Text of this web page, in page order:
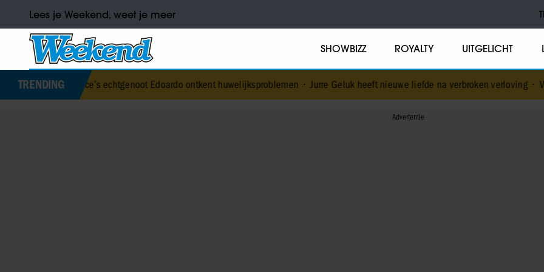
Lees je Weekend, weet je meer
SHOWBIZZ ROYALTY UITGELICHT
TRENDING
echtgenoot Edoardo ontkent huwelijksproblemen•Jurre Geluk heeft nieuwe liefde na verbroken verloving•Voormalig prins